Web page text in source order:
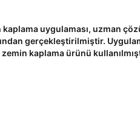
uygulaması, uzman
gerçekleştirilmiştir.
kaplama ürünü